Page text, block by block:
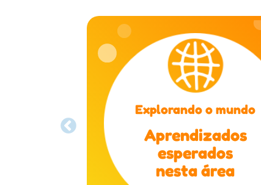
Explorando o mundo
Aprendizados
esperados
nesta área